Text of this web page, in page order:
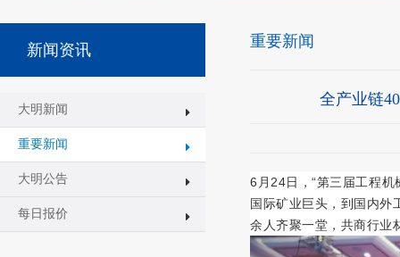
新闻资讯
大明新闻
重要新闻
大明公告
每日报价
重要新闻
全产业链
6月24日，“第三届工程机
国际矿业巨头，到国内外
余人齐聚一堂， 共商行业